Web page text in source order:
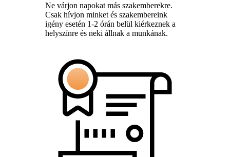
Ne várjon napokat más szakemberekre.
Csak hívjon minket és szakembereink
igény esetén 1-2 órán belül kiérkeznek a
helyszínre és neki állnak a munkának.